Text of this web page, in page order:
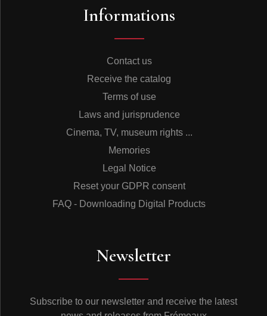
Informations
Contact us
Receive the catalog
Terms of use
Laws and jurisprudence
Cinema, TV, museum rights ...
Memories
Legal Notice
Reset your GDPR consent
FAQ - Downloading Digital Products
Newsletter
Subscribe to our newsletter and receive the latest